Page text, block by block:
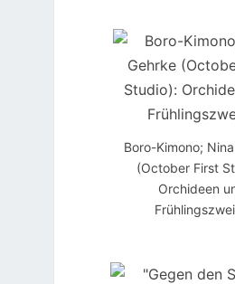
Boro-Kimono;
(October First
Orchideen